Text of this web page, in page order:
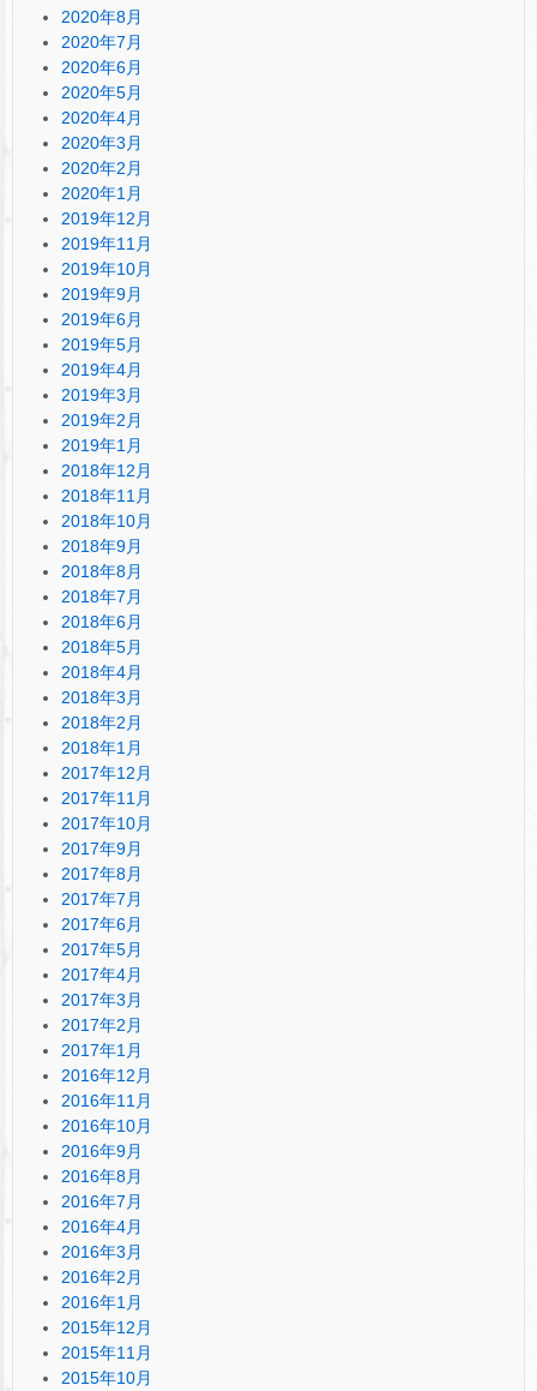
2020年8月
2020年7月
2020年6月
2020年5月
2020年4月
2020年3月
2020年2月
2020年1月
2019年12月
2019年11月
2019年10月
2019年9月
2019年6月
2019年5月
2019年4月
2019年3月
2019年2月
2019年1月
2018年12月
2018年11月
2018年10月
2018年9月
2018年8月
2018年7月
2018年6月
2018年5月
2018年4月
2018年3月
2018年2月
2018年1月
2017年12月
2017年11月
2017年10月
2017年9月
2017年8月
2017年7月
2017年6月
2017年5月
2017年4月
2017年3月
2017年2月
2017年1月
2016年12月
2016年11月
2016年10月
2016年9月
2016年8月
2016年7月
2016年4月
2016年3月
2016年2月
2016年1月
2015年12月
2015年11月
2015年10月